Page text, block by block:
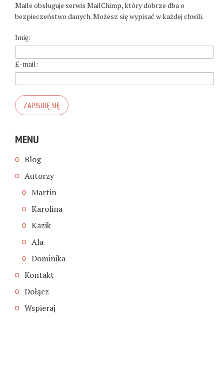
Maile obsługuje serwis MailChimp, który dobrze dba o
bezpieczeństwo danych. Możesz się wypisać w każdej chwili.
Imię:
E-mail:
MENU
Blog
Autorzy
Martin
Karolina
Kazik
Ala
Dominika
Kontakt
Dołącz
Wspieraj